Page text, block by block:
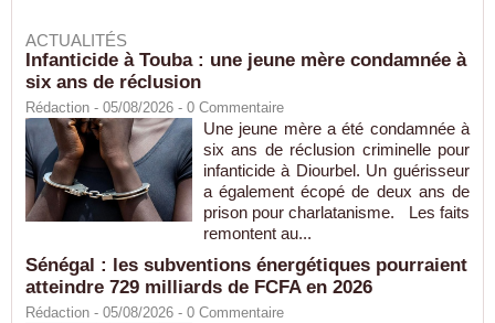
ACTUALITÉS
Infanticide à Touba : une jeune mère condamnée à
six ans de réclusion
Rédaction - 05/08/2026 - 0 Commentaire
Une jeune mère a été condamnée à
six ans de réclusion criminelle pour
infanticide à Diourbel. Un guérisseur
a également écopé de deux ans de
prison pour charlatanisme. Les faits
remontent au...
Sénégal : les subventions énergétiques pourraient
atteindre 729 milliards de FCFA en 2026
Rédaction - 05/08/2026 - 0 Commentaire